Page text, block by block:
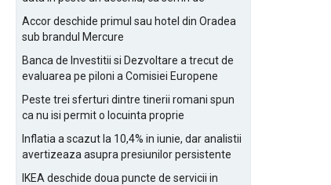
Accor deschide primul sau hotel din Oradea
sub brandul Mercure
Banca de Investitii si Dezvoltare a trecut de
evaluarea pe piloni a Comisiei Europene
Peste trei sferturi dintre tinerii romani spun
ca nu isi permit o locuinta proprie
Inflatia a scazut la 10,4% in iunie, dar analistii
avertizeaza asupra presiunilor persistente
IKEA deschide doua puncte de servicii in